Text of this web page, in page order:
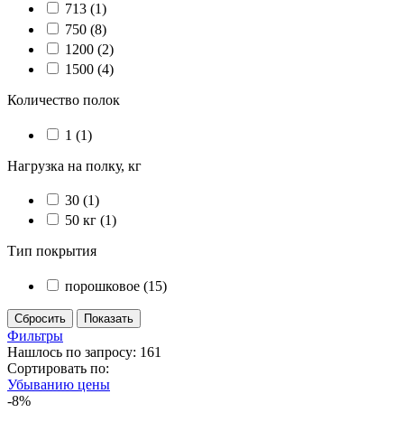
713 (1)
750 (8)
1200 (2)
1500 (4)
Количество полок
1 (1)
Нагрузка на полку, кг
30 (1)
50 кг (1)
Тип покрытия
порошковое (15)
Фильтры
Нашлось по запросу: 161
Сортировать по:
Убыванию цены
-8%